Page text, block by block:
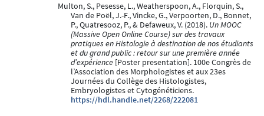
Multon, S., Pesesse, L., Weatherspoon, A., Florquin, S.,
Van de Poël, J.-F., Vincke, G., Verpoorten, D., Bonnet,
P., Quatresooz, P., & Defaweux, V. (2018). Un MOOC
(Massive Open Online Course) sur des travaux
pratiques en Histologie à destination de nos étudiants
et du grand public : retour sur une première année
d’expérience [Poster presentation]. 100e Congrès de
l’Association des Morphologistes et aux 23es
Journées du Collège des Histologistes,
Embryologistes et Cytogénéticiens.
https://hdl.handle.net/2268/222081